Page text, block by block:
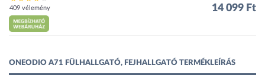
409 vélemény 14 099 Ft
ONEODIO A71 FÜLHALLGATÓ, FEJHALLGATÓ TERMÉKLEÍRÁS